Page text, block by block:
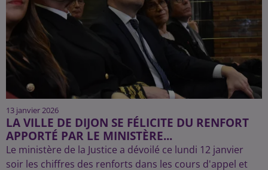
13 janvier 2026
LA VILLE DE DIJON SE FÉLICITE DU RENFORT
APPORTÉ PAR LE MINISTÈRE...
Le ministère de la Justice a dévoilé ce lundi 12 janvier
soir les chiffres des renforts dans les cours d'appel et